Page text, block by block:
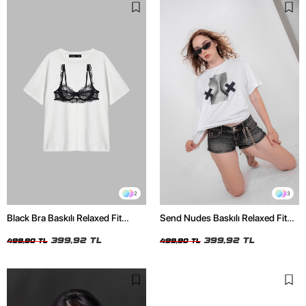
2
Black Bra Baskılı Relaxed Fit
499,90 TL 399,92 TL
3
Send Nudes Baskılı Relaxed Fit
499,90 TL 399,92 TL